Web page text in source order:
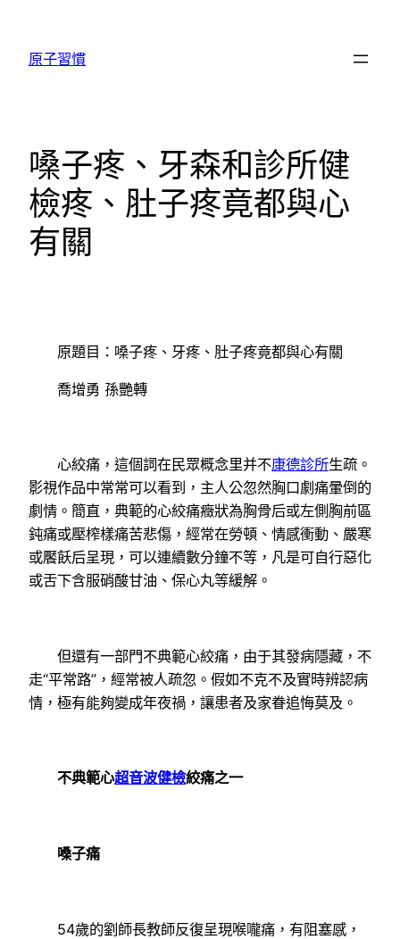
原子習慣
嗓子疼、牙森和診所健
檢疼、肚子疼竟都與心
有關
原題目：嗓子疼、牙疼、肚子疼竟都與心有關
喬增勇 孫艷轉
心絞痛，這個詞在民眾概念里并不康德診所生疏。
影視作品中常常可以看到，主人公忽然胸口劇痛暈倒的
劇情。簡直，典範的心絞痛癥狀為胸骨后或左側胸前區
鈍痛或壓榨樣痛苦悲傷，經常在勞頓、情感衝動、嚴寒
或饜飫后呈現，可以連續數分鐘不等，凡是可自行惡化
或舌下含服硝酸甘油、保心丸等緩解。
但還有一部門不典範心絞痛，由于其發病隱藏，不
走“平常路”，經常被人疏忽。假如不克不及實時辨認病
情，極有能夠變成年夜禍，讓患者及家眷追悔莫及。
不典範心超音波健檢絞痛之一
嗓子痛
54歲的劉師長教師反復呈現喉嚨痛，有阻塞感，